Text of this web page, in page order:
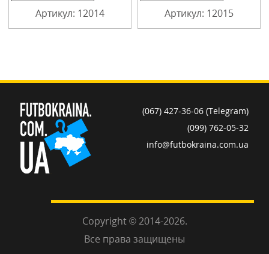
Артикул: 12014 Артикул: 12015
(067) 427-36-06 (Telegram)
(099) 762-05-32
info@futbokraina.com.ua
Copyright © 2014-2026.
Все права защищены